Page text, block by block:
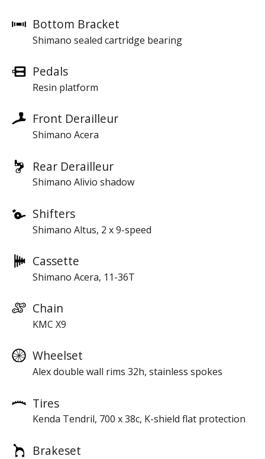
Bottom Bracket
Shimano sealed cartridge bearing
Pedals
Resin platform
Front Derailleur
Shimano Acera
Rear Derailleur
Shimano Alivio shadow
Shifters
Shimano Altus, 2 x 9-speed
Cassette
Shimano Acera, 11-36T
Chain
KMC X9
Wheelset
Alex double wall rims 32h, stainless spokes
Tires
Kenda Tendril, 700 x 38c, K-shield flat protection
Brakeset